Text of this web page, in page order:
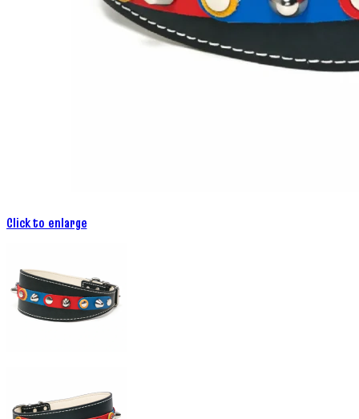
Click to enlarge